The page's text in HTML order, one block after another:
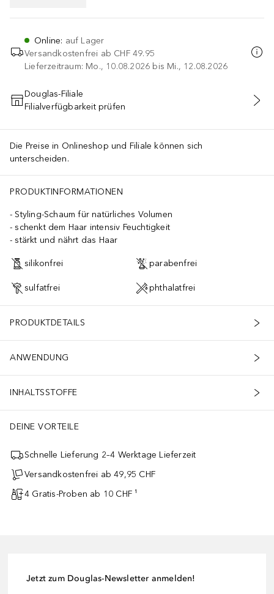
Online: auf Lager
Versandkostenfrei ab CHF 49.95
Lieferzeitraum: Mo., 10.08.2026 bis Mi., 12.08.2026
IN DEN WARENKORB
Douglas-Filiale
Filialverfügbarkeit prüfen
Die Preise in Onlineshop und Filiale können sich
unterscheiden.
PRODUKTINFORMATIONEN
Styling-Schaum für natürliches Volumen
schenkt dem Haar intensiv Feuchtigkeit
stärkt und nährt das Haar
silikonfrei parabenfrei
sulfatfrei phthalatfrei
PRODUKTDETAILS
ANWENDUNG
INHALTSSTOFFE
DEINE VORTEILE
Schnelle Lieferung 2–4 Werktage Lieferzeit
Versandkostenfrei ab 49,95 CHF
4 Gratis-Proben ab 10 CHF ¹
Jetzt zum Douglas-Newsletter anmelden!